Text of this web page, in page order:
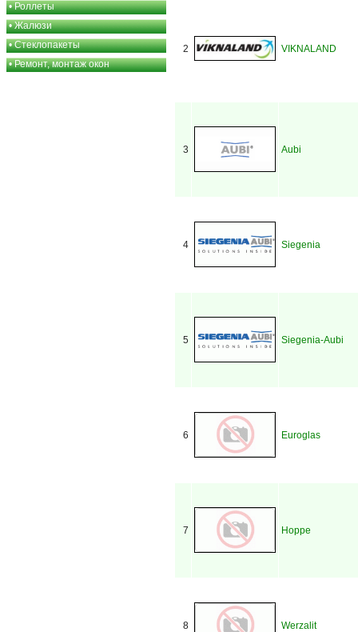
•Роллеты
•Жалюзи
•Стеклопакеты
•Ремонт, монтаж окон
2 VIKNALAND
3 Aubi
4 Siegenia
5 Siegenia-Aubi
6 Euroglas
7 Hoppe
8 Werzalit